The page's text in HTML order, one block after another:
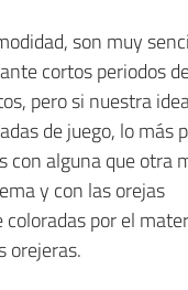
son muy
cortos periodos
pero si nuestra
de juego, lo más
con alguna que otra
y con las orejas
por el
orejeras.